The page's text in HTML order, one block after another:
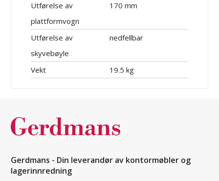
Utførelse av
plattformvogn
170 mm
Utførelse av
skyvebøyle
nedfellbar
Vekt 19.5 kg
Gerdmans - Din leverandør av kontormøbler og
lagerinnredning